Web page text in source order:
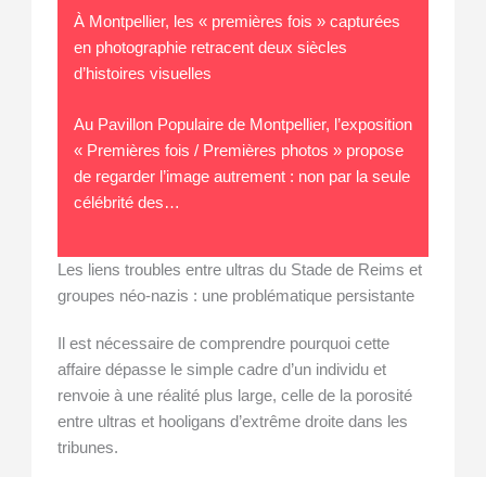
À Montpellier, les « premières fois » capturées
en photographie retracent deux siècles
d’histoires visuelles
Au Pavillon Populaire de Montpellier, l’exposition
« Premières fois / Premières photos » propose
de regarder l’image autrement : non par la seule
célébrité des…
Les liens troubles entre ultras du Stade de Reims et
groupes néo-nazis : une problématique persistante
Il est nécessaire de comprendre pourquoi cette
affaire dépasse le simple cadre d’un individu et
renvoie à une réalité plus large, celle de la porosité
entre ultras et hooligans d’extrême droite dans les
tribunes.